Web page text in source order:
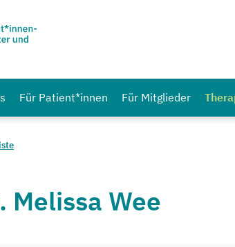
Für Patient*innen Für Mitglieder
Melissa Wee